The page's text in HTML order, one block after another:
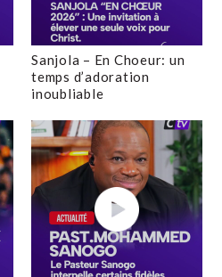
Sanjola – En Choeur: un
temps d’adoration
inoubliable